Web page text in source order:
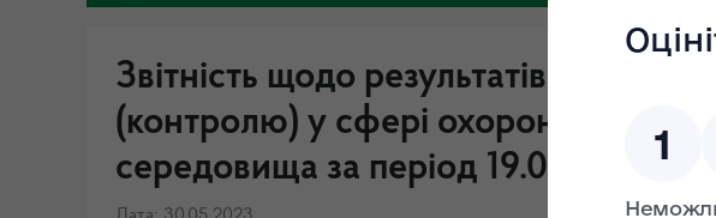
Звітність щодо результатів
(контролю) у сфері охорони
середовища за період 19.05.2023 -